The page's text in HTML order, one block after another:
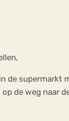
de
de weg naar